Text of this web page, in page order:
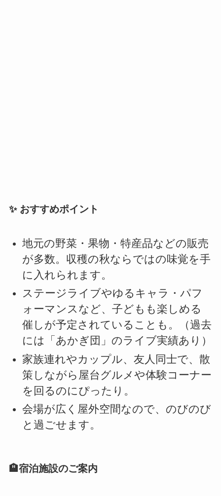
✨ おすすめポイント
地元の野菜・果物・特産品などの販売
が多数。収穫の秋ならではの味覚を手
に入れられます。
ステージライブやゆるキャラ・パフ
ォーマンスなど、子どもも楽しめる
催しが予定されていることも。（過去
には「あかぎ団」のライブ実績あり）
家族連れやカップル、友人同士で、散
策しながら屋台グルメや体験コーナー
を回るのにぴったり。
会場が広く屋外空間なので、のびのび
と過ごせます。
🏨宿泊施設のご案内